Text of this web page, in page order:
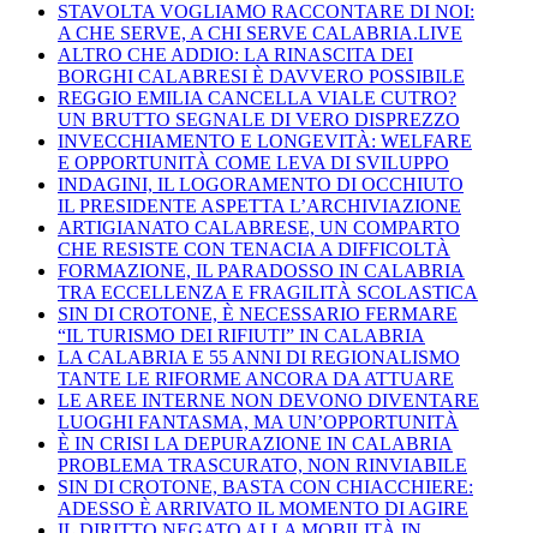
STAVOLTA VOGLIAMO RACCONTARE DI NOI:
A CHE SERVE, A CHI SERVE CALABRIA.LIVE
ALTRO CHE ADDIO: LA RINASCITA DEI
BORGHI CALABRESI È DAVVERO POSSIBILE
REGGIO EMILIA CANCELLA VIALE CUTRO?
UN BRUTTO SEGNALE DI VERO DISPREZZO
INVECCHIAMENTO E LONGEVITÀ: WELFARE
E OPPORTUNITÀ COME LEVA DI SVILUPPO
INDAGINI, IL LOGORAMENTO DI OCCHIUTO
IL PRESIDENTE ASPETTA L’ARCHIVIAZIONE
ARTIGIANATO CALABRESE, UN COMPARTO
CHE RESISTE CON TENACIA A DIFFICOLTÀ
FORMAZIONE, IL PARADOSSO IN CALABRIA
TRA ECCELLENZA E FRAGILITÀ SCOLASTICA
SIN DI CROTONE, È NECESSARIO FERMARE
“IL TURISMO DEI RIFIUTI” IN CALABRIA
LA CALABRIA E 55 ANNI DI REGIONALISMO
TANTE LE RIFORME ANCORA DA ATTUARE
LE AREE INTERNE NON DEVONO DIVENTARE
LUOGHI FANTASMA, MA UN’OPPORTUNITÀ
È IN CRISI LA DEPURAZIONE IN CALABRIA
PROBLEMA TRASCURATO, NON RINVIABILE
SIN DI CROTONE, BASTA CON CHIACCHIERE:
ADESSO È ARRIVATO IL MOMENTO DI AGIRE